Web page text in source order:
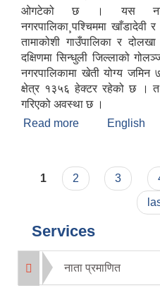
ओगटेको छ । यस
नगरपालिका¸पश्चिममा खाँडादेवी
तामाकोशी गाउँपालिका र
दक्षिणमा सिन्धुली जिल्लाको
नगरपालिकामा खेती योग्य
क्षेत्र १३५६ हेक्टर रहेको छ ।
गरिएको अवस्था छ ।
Read more about मन्थली
English
Pages
1 2 3
Services
नाता प्रमाणित